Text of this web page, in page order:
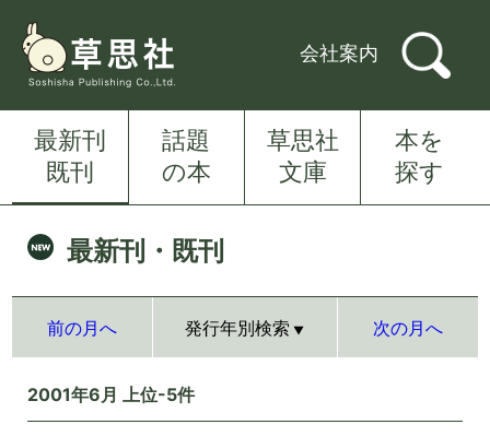
会社案内
最新刊
既刊
話題
の本
草思社
文庫
本を
探す
最新刊・既刊
前の月へ 発行年別検索 次の月へ
2001年6月 上位-5件